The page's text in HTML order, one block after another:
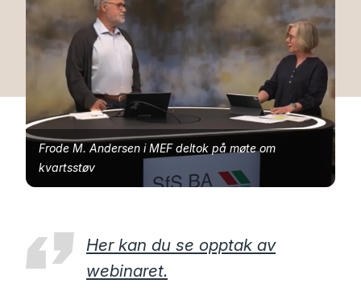
Frode M. Andersen i MEF deltok på møte om
kvartsstøv
Her kan du se opptak av
webinaret.